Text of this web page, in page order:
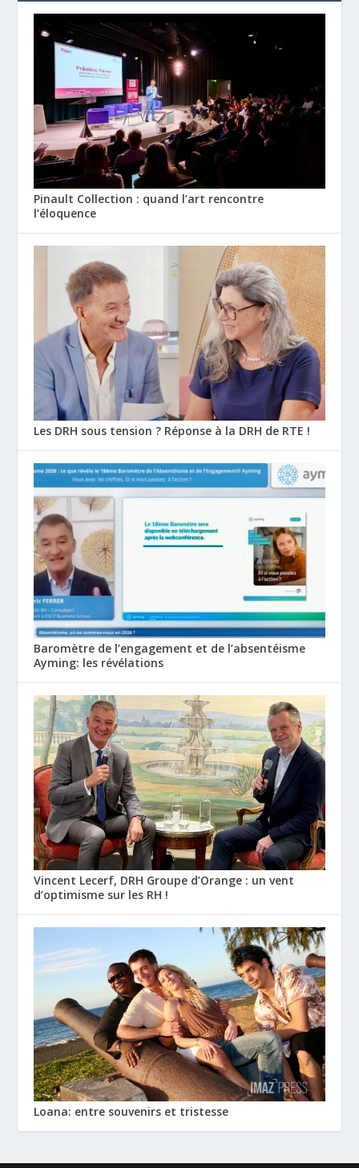
Pinault Collection : quand l’art rencontre
l’éloquence
Les DRH sous tension ? Réponse à la DRH de RTE !
Baromètre de l’engagement et de l’absentéisme
Ayming: les révélations
Vincent Lecerf, DRH Groupe d’Orange : un vent
d’optimisme sur les RH !
Loana: entre souvenirs et tristesse